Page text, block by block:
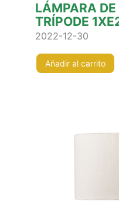
LÁMPARA DE
TRÍPODE
2022-12-30
Añadir al carrito